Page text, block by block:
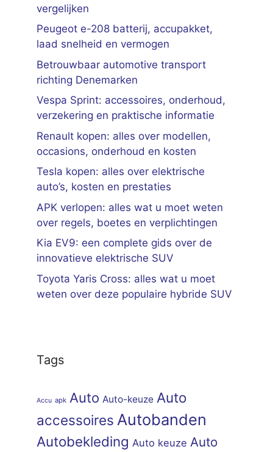
vergelijken
Peugeot e-208 batterij, accupakket,
laad snelheid en vermogen
Betrouwbaar automotive transport
richting Denemarken
Vespa Sprint: accessoires, onderhoud,
verzekering en praktische informatie
Renault kopen: alles over modellen,
occasions, onderhoud en kosten
Tesla kopen: alles over elektrische
auto’s, kosten en prestaties
APK verlopen: alles wat u moet weten
over regels, boetes en verplichtingen
Kia EV9: een complete gids over de
innovatieve elektrische SUV
Toyota Yaris Cross: alles wat u moet
weten over deze populaire hybride SUV
Tags
Accu apk Auto Auto-keuze Auto
accessoires Autobanden
Autobekleding Auto keuze Auto